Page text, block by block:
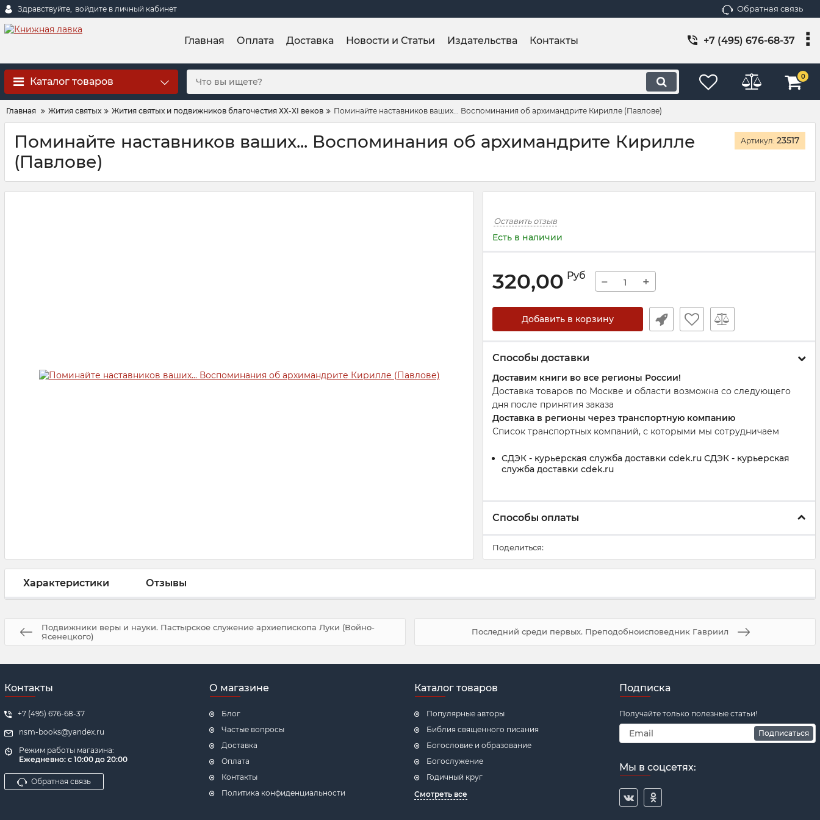
Здравствуйте, войдите в личный кабинет Обратная связь
Главная Оплата Доставка Новости и Статьи Издательства Контакты +7 (495) 676-68-37
Каталог товаров 0
Главная Жития святых Жития святых и подвижников благочестия ХХ-XI веков Поминайте наставников ваших... Воспоминания об архимандрите Кирилле (Павлове)
Поминайте наставников ваших... Воспоминания об архимандрите Кирилле
(Павлове)
Артикул: 23517
Оставить отзыв
Есть в наличии
320,00 Руб − +
Добавить в корзину
Способы доставки
Доставим книги во все регионы России!
Доставка товаров по Москве и области возможна со следующего
дня после принятия заказа
Доставка в регионы через транспортную компанию
Список транспортных компаний, с которыми мы сотрудничаем
СДЭК - курьерская служба доставки cdek.ru СДЭК - курьерская
служба доставки cdek.ru
Способы оплаты
Поделиться:
Характеристики Отзывы
Подвижники веры и науки. Пастырское служение архиепископа Луки (Войно-
Ясенецкого)
Последний среди первых. Преподобноисповедник Гавриил
Контакты
+7 (495) 676-68-37
nsm-books@yandex.ru
Режим работы магазина:
Ежедневно: с 10:00 до 20:00
Обратная связь
О магазине
Блог
Частые вопросы
Доставка
Оплата
Контакты
Политика конфиденциальности
Каталог товаров
Популярные авторы
Библия священного писания
Богословие и образование
Богослужение
Годичный круг
Смотреть все
Подписка
Получайте только полезные статьи!
Подписаться
Мы в соцсетях: